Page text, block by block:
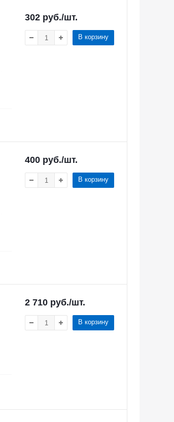
302 руб./шт.
В корзину
400 руб./шт.
В корзину
2 710 руб./шт.
В корзину